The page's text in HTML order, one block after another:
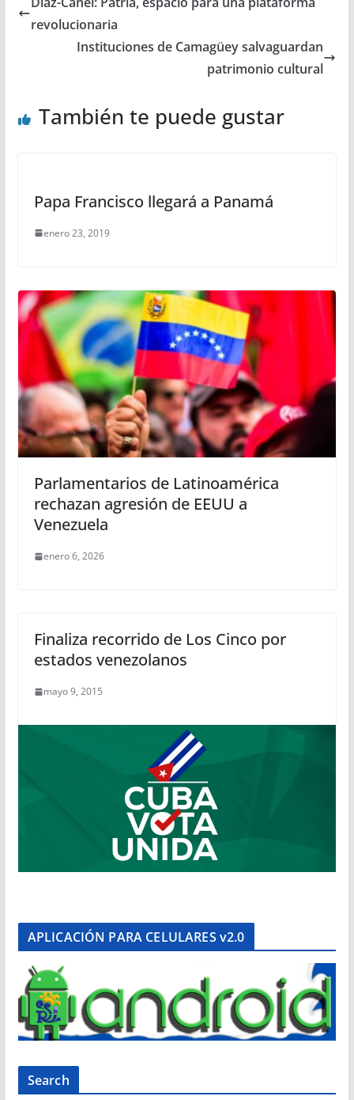
revolucionaria
Instituciones de Camagüey salvaguardan
patrimonio cultural
También te puede gustar
Papa Francisco llegará a Panamá
enero 23, 2019
Parlamentarios de Latinoamérica
rechazan agresión de EEUU a
Venezuela
enero 6, 2026
Finaliza recorrido de Los Cinco por
estados venezolanos
mayo 9, 2015
APLICACIÓN PARA CELULARES v2.0
Search